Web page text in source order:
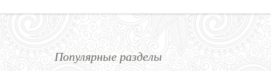
Популярные разделы